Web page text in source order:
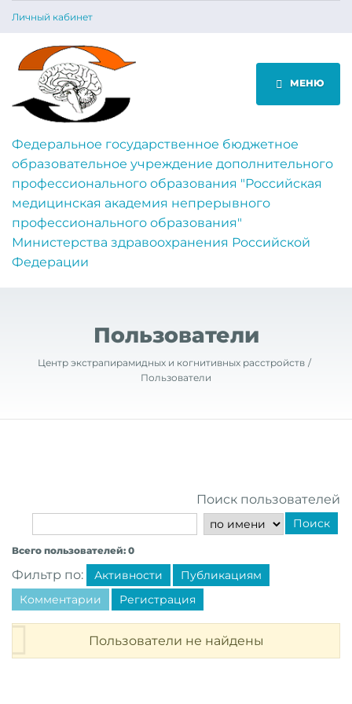
Личный кабинет
МЕНЮ
Федеральное государственное бюджетное
образовательное учреждение дополнительного
профессионального образования "Российская
медицинская академия непрерывного
профессионального образования"
Министерства здравоохранения Российской
Федерации
Пользователи
Центр экстрапирамидных и когнитивных расстройств
Пользователи
Поиск пользователей
Поиск
Всего пользователей: 0
Фильтр по: Активности
Публикациям
Комментарии
Регистрация
Пользователи не найдены